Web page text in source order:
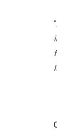
“